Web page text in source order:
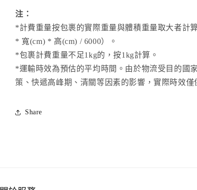
注：
*計費重量按包裹的實際重量與體積重量取大者計
* 寬(cm) * 高(cm) / 6000）。
*包裹計費重量不足1kg的，按1kg計算。
*運輸時效為預估的平均時間。由於物流受目的國
策、快遞高峰期、清關等因素的影響，實際時效僅
Share